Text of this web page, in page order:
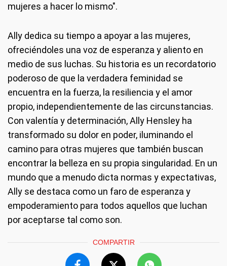
mujeres a hacer lo mismo".
Ally dedica su tiempo a apoyar a las mujeres,
ofreciéndoles una voz de esperanza y aliento en
medio de sus luchas. Su historia es un recordatorio
poderoso de que la verdadera feminidad se
encuentra en la fuerza, la resiliencia y el amor
propio, independientemente de las circunstancias.
Con valentía y determinación, Ally Hensley ha
transformado su dolor en poder, iluminando el
camino para otras mujeres que también buscan
encontrar la belleza en su propia singularidad. En un
mundo que a menudo dicta normas y expectativas,
Ally se destaca como un faro de esperanza y
empoderamiento para todos aquellos que luchan
por aceptarse tal como son.
COMPARTIR